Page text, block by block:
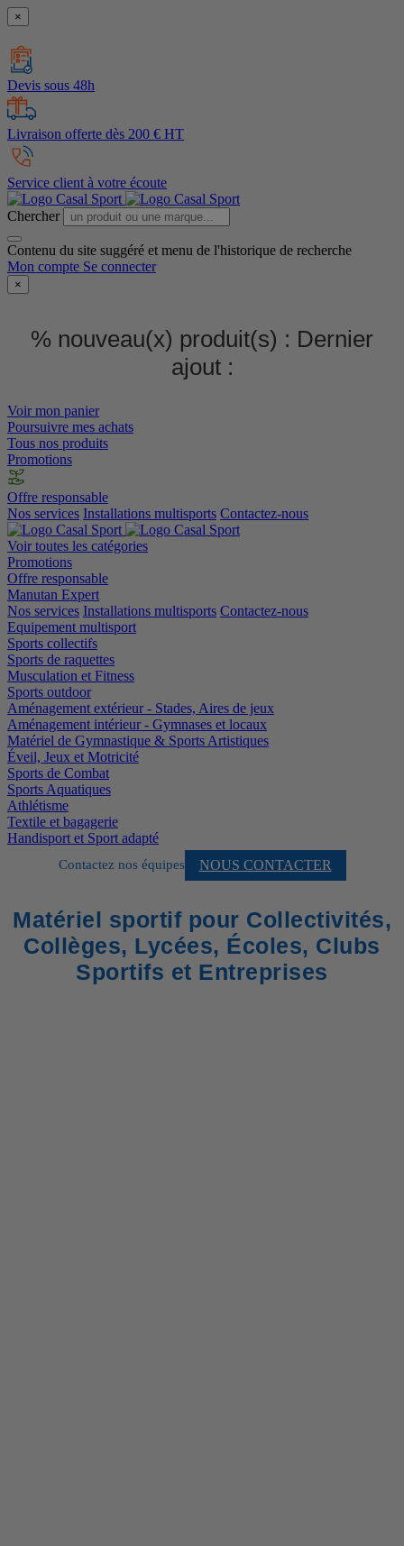
×
Devis sous 48h
Livraison offerte dès 200 € HT
Service client à votre écoute
Chercher
Contenu du site suggéré et menu de l'historique de recherche
Mon compte Se connecter
×
% nouveau(x) produit(s) : Dernier
ajout :
Voir mon panier
Poursuivre mes achats
Tous nos produits
Promotions
Offre responsable
Nos services Installations multisports Contactez-nous
Voir toutes les catégories
Promotions
Offre responsable
Manutan Expert
Nos services Installations multisports Contactez-nous
Equipement multisport
Sports collectifs
Sports de raquettes
Musculation et Fitness
Sports outdoor
Aménagement extérieur - Stades, Aires de jeux
Aménagement intérieur - Gymnases et locaux
Matériel de Gymnastique & Sports Artistiques
Éveil, Jeux et Motricité
Sports de Combat
Sports Aquatiques
Athlétisme
Textile et bagagerie
Handisport et Sport adapté
Contactez nos équipes NOUS CONTACTER
Matériel sportif pour Collectivités,
Collèges, Lycées, Écoles, Clubs
Sportifs et Entreprises